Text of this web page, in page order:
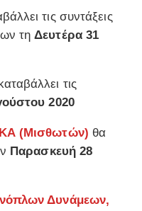
τις συντάξεις
τηΔευτέρα 31
τις
2020
(Μισθωτών) θα
Παρασκευή 28
Δυνάμεων,